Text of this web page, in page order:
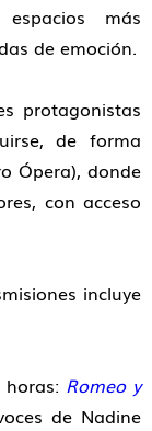
más
de emoción.
protagonistas
de forma
Ópera), donde
con acceso
incluye
Romeo y
de Nadine